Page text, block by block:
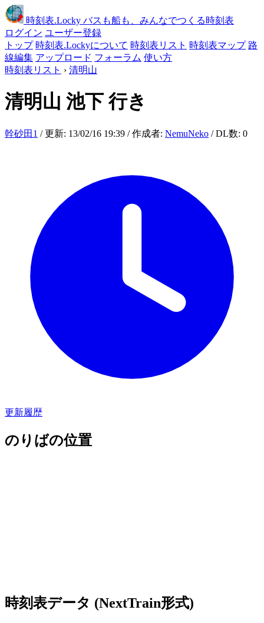
時刻表.Locky バスも船も、みんなでつくる時刻表
ログイン ユーザー登録
トップ 時刻表.Lockyについて 時刻表リスト 時刻表マップ 路
線編集 アップロード フォーラム 使い方
時刻表リスト › 清明山
清明山 池下 行き
幹砂田1 / 更新: 13/02/16 19:39 / 作成者: NemuNeko / DL数: 0
更新履歴
のりばの位置
時刻表データ (NextTrain形式)